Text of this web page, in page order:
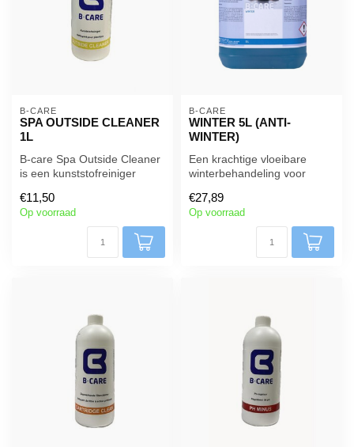
B-CARE
SPA OUTSIDE CLEANER
1L
B-care Spa Outside Cleaner
is een kunststofreiniger
on...
€11,50
Op voorraad
B-CARE
WINTER 5L (ANTI-
WINTER)
Een krachtige vloeibare
winterbehandeling voor
algengroei én...
€27,89
Op voorraad